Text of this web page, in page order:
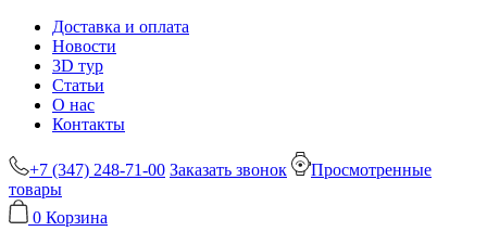
Доставка и оплата
Новости
3D тур
Статьи
О нас
Контакты
+7 (347) 248-71-00 Заказать звонок
Просмотренные
товары
0 Корзина